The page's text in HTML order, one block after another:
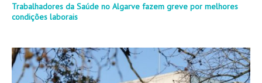
Trabalhadores da Saúde no Algarve fazem greve por melhores
condições laborais